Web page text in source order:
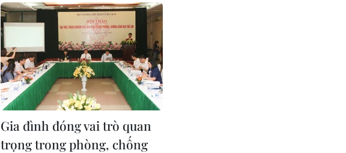
Gia đình đóng vai trò quan
trọng trong phòng, chống